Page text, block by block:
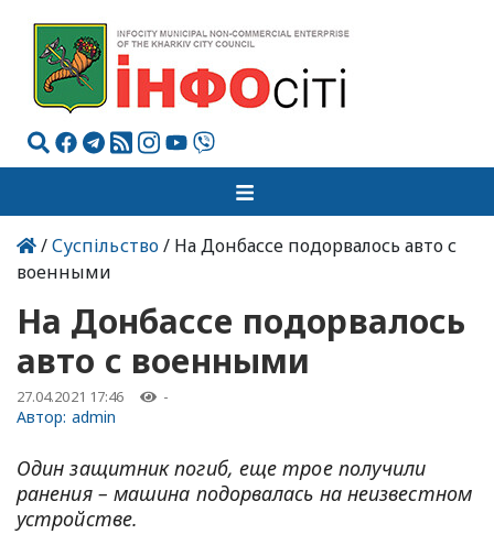
/Суспільство/ На Донбассе подорвалось авто с
военными
На Донбассе подорвалось
авто с военными
27.04.2021 17:46 -
Автор: admin
Один защитник погиб, еще трое получили
ранения – машина подорвалась на неизвестном
устройстве.